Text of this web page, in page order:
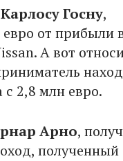
Карлосу Госну,
от прибыли
А вот
с 2,8 млн евро.
Арно,
полученный